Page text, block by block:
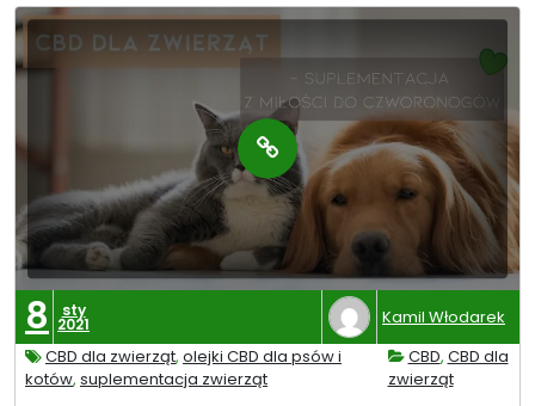
8 sty
2021
Kamil Włodarek
CBD dla zwierząt, olejki CBD dla psów i
kotów, suplementacja zwierząt
CBD, CBD dla
zwierząt